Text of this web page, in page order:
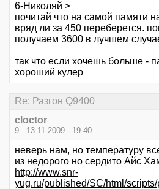
6-Николяй >
почитай что на самой памяти
вряд ли за 450 переберется.
получаем 3600 в лучшем
так что если хочешь больше -
хороший кулер
Re: Разгон Q9400
cloctor
9 - 13.11.2009 - 19:40
неверь нам, но температуру
из недорого но сердито Айс
http://www.snr-
yug.ru/published/SC/html/